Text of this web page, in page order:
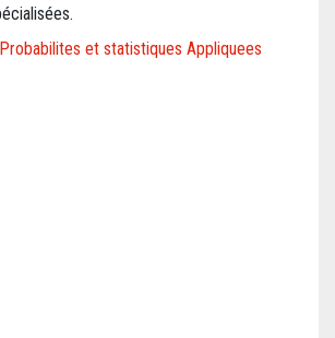
et statistiques Appliquees